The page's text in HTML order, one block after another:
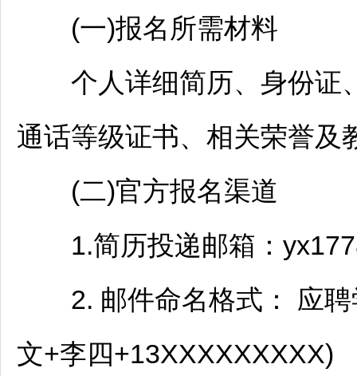
(一)报名所需材料
个人详细简历、身份证
通话等级证书、相关荣誉及
(二)官方报名渠道
1.简历投递邮箱：
2. 邮件命名格式： 应聘
文+李四+13XXXXXXXXX)